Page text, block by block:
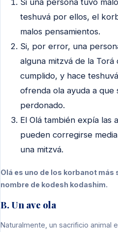
Si una persona tuvo
teshuvá por ellos, el
malos pensamientos.
Si, por error, una
alguna mitzvá de la
cumplido, y hace
ofrenda ola ayuda a que
perdonado.
El Olá también expía las
pueden corregirse
una mitzvá.
Olá es uno de los korbanot más
nombre de kodesh kodashim.
B. Un ave ola
Naturalmente, un sacrificio animal